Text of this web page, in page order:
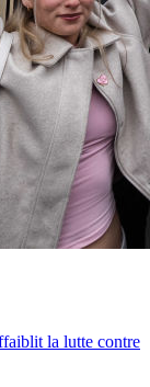
la lutte contre